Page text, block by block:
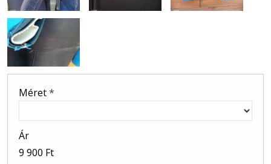
Méret*
Ár
9 900 Ft